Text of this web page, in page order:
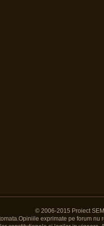
© 2006-2015 Proiect
exprimate pe forum